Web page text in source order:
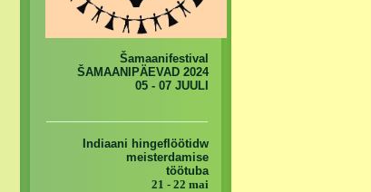
Šamaanifestival
ŠAMAANIPÄEVAD 2024
05 - 07 JUULI
Indiaani hingeflöötidw
meisterdamise
töötuba
21 - 22 mai